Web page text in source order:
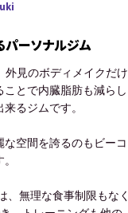
パーソナルジム
外見のボディメイクだけ
とで内臓脂肪も減らし
るジムです。
空間を誇るのもビーコ
、無理な食事制限もなく